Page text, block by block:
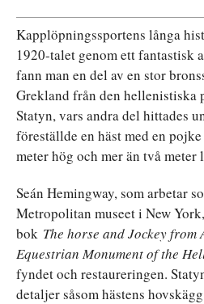
Kapplöpningssportens långa
1920-talet genom ett fantastisk
fann man en del av en stor
Grekland från den hellenistiska
Statyn, vars andra del hittades
föreställde en häst med en
meter hög och mer än två meter
Seán Hemingway, som arbetar
Metropolitan museet i New
bok The horse and Jockey
Equestrian Monument of the
fyndet och restaureringen.
detaljer såsom hästens